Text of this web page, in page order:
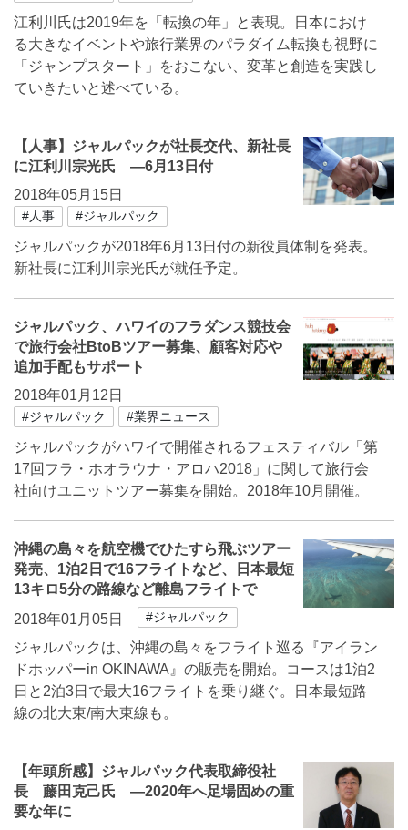
江利川氏は2019年を「転換の年」と表現。日本におけ
る大きなイベントや旅行業界のパラダイム転換も視野に
「ジャンプスタート」をおこない、変革と創造を実践し
ていきたいと述べている。
【人事】ジャルパックが社長交代、新社長
に江利川宗光氏 ―6月13日付
2018年05月15日
#人事 #ジャルパック
ジャルパックが2018年6月13日付の新役員体制を発表。
新社長に江利川宗光氏が就任予定。
ジャルパック、ハワイのフラダンス競技会
で旅行会社BtoBツアー募集、顧客対応や
追加手配もサポート
2018年01月12日
#ジャルパック #業界ニュース
ジャルパックがハワイで開催されるフェスティバル「第
17回フラ・ホオラウナ・アロハ2018」に関して旅行会
社向けユニットツアー募集を開始。2018年10月開催。
沖縄の島々を航空機でひたすら飛ぶツアー
発売、1泊2日で16フライトなど、日本最短
13キロ5分の路線など離島フライトで
2018年01月05日
#ジャルパック
ジャルパックは、沖縄の島々をフライト巡る『アイラン
ドホッパーin OKINAWA』の販売を開始。コースは1泊2
日と2泊3日で最大16フライトを乗り継ぐ。日本最短路
線の北大東/南大東線も。
【年頭所感】ジャルパック代表取締役社
長 藤田克己氏 ―2020年へ足場固めの重
要な年に